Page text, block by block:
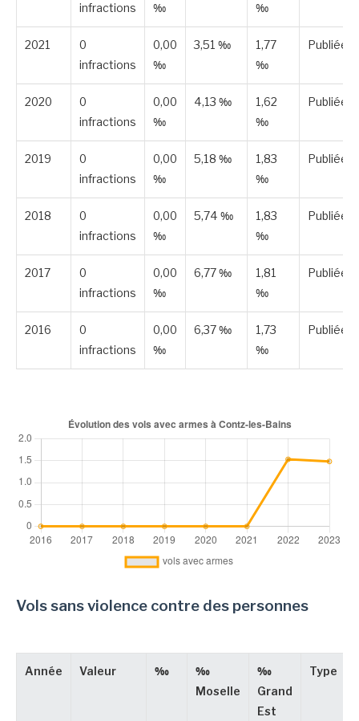
infractions
‰
‰
2021
0
infractions
0,00
‰
3,51 ‰
1,77
‰
Publiée
2020
0
infractions
0,00
‰
4,13 ‰
1,62
‰
Publiée
2019
0
infractions
0,00
‰
5,18 ‰
1,83
‰
Publiée
2018
0
infractions
0,00
‰
5,74 ‰
1,83
‰
Publiée
2017
0
infractions
0,00
‰
6,77 ‰
1,81
‰
Publiée
2016
0
infractions
0,00
‰
6,37 ‰
1,73
‰
Publiée
Vols sans violence contre des personnes
Année Valeur ‰
‰
Moselle
‰
Grand
Est
Type